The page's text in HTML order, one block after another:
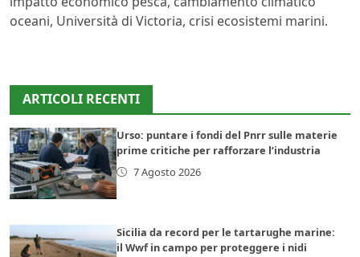
oceani, Università di Victoria, crisi ecosistemi marini.
ARTICOLI RECENTI
Urso: puntare i fondi del Pnrr sulle materie
prime critiche per rafforzare l’industria
7 Agosto 2026
Sicilia da record per le tartarughe marine:
il Wwf in campo per proteggere i nidi